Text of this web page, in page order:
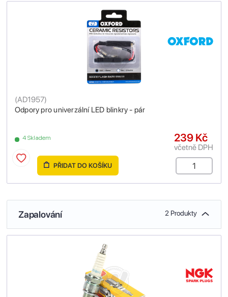
Odpory pro univerzální LED blinkry - pár
(AD1957)
4 Skladem 239 Kč
včetně DPH
PŘIDAT DO KOŠÍKU
Zapalování 2 Produkty